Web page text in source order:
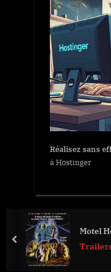
Réalisez sans
à Hostinger
Motel
prev